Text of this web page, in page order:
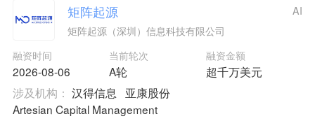
矩阵起源
矩阵起源（深圳）信息科技有限公司
融资时间
2026-08-06
当前轮次
A轮
融资金额
超千万美元
AI
涉及机构： 汉得信息
亚康股份
Artesian Capital Management